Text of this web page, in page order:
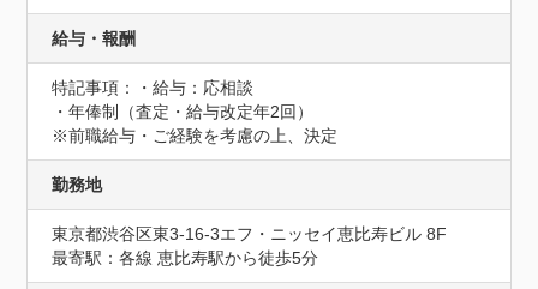
給与・報酬
特記事項：・給与：応相談
・年俸制（査定・給与改定年2回）
※前職給与・ご経験を考慮の上、決定
勤務地
東京都渋谷区東3-16-3エフ・ニッセイ恵比寿ビル 8F
最寄駅：各線 恵比寿駅から徒歩5分